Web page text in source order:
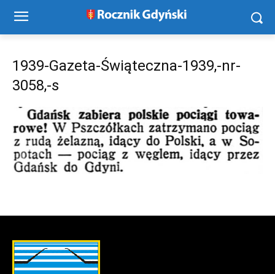
1939-Gazeta-Świąteczna-1939,-nr-
3058,-s